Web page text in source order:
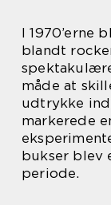
I 1970’erne
blandt
måde at
udtrykke
markerede
bukser blev
periode.